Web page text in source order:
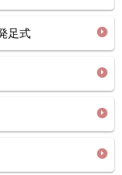
足式